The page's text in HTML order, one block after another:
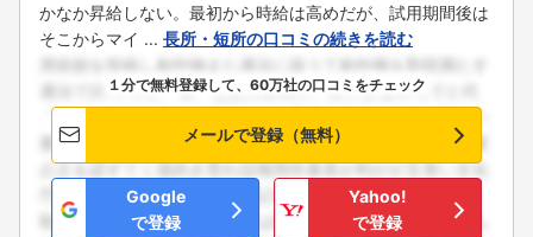
かなか昇給しない。最初から時給は高めだが、試用期間後は
そこからマイ ... 長所・短所の口コミの続きを読む
１分で無料登録して、60万社の口コミをチェック
メールで登録（無料）
Google
で登録
Yahoo!
で登録